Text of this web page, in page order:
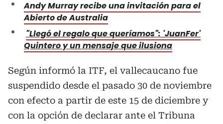
Andy Murray recibe una invitación para el
Abierto de Australia
"Llegó el regalo que queríamos": 'JuanFer'
Quintero y un mensaje que ilusiona
Según informó la ITF, el vallecaucano fue
suspendido desde el pasado 30 de noviembre
con efecto a partir de este 15 de diciembre y
con la opción de declarar ante el Tribuna